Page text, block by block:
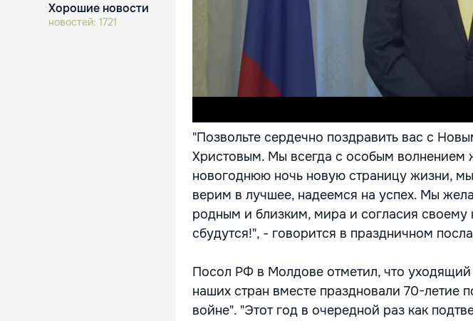
Хорошие новости
новостей: 1721
"Позвольте сердечно поздравить вас с
Христовым. Мы всегда с особым волнением
новогоднюю ночь новую страницу жизни,
верим в лучшее, надеемся на успех. Мы
родным и близким, мира и согласия своему
сбудутся!", - говорится в праздничном
Посол РФ в Молдове отметил, что
наших стран вместе праздновали 70-летие
войне". "Этот год в очередной раз как